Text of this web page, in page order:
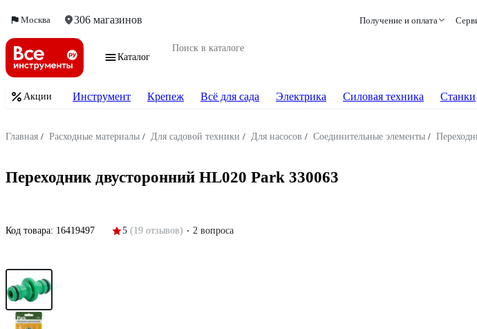
Москва 306 магазинов Получение и оплата
Каталог
Акции Инструмент Крепеж Всё для сада Электрика Силовая техника Станки
Главная / Расходные материалы / Для садовой техники / Для насосов / Соединительные элементы /
Переходник двусторонний HL020 Park 330063
Код товара: 16419497 5 (19 отзывов) 2 вопроса